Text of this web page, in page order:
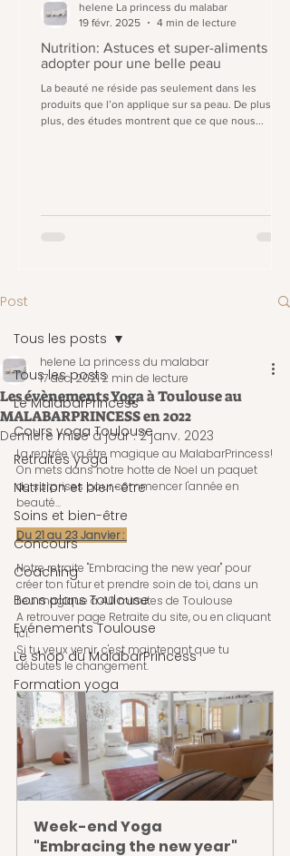
Nutrition: Astuces et super-aliments à
adopter pour une belle peau
La beauté ne réside pas seulement dans les
produits que l’on applique sur sa peau. De plus en
plus, des études montrent que ce que nous...
helene La princess du malabar
19 févr. 2025
4 min de lecture
Post
Tous les posts
Le MalabarPrincess
Cours yoga Toulouse
Retraites yoga
Nutrition et bien-être
Soins et bien-être
Concours
Coaching
Bons plans Toulouse
Evénements Toulouse
Le shop du MalabarPrincess
Formation yoga
Tous les posts
Les évènements Yoga à Toulouse au
MALABARPRINCESS en 2022
helene La princess du malabar
17 déc. 20212 min de lecture
Dernière mise à jour :2 janv. 2023
La rentrée va être magique au MalabarPrincess!
On mets dans notre hotte de Noel un paquet
de surprises pour commencer l'année en
beauté...
Du 21 au 23 Janvier :
Notre retraite "Embracing the new year" pour
créer ton futur et prendre soin de toi, dans un
lieu magique à 40 minutes de Toulouse
A retrouver page Retraite du site, ou en cliquant
ici.
Si tu veux venir, c'est maintenant que tu
débutes le changement.
Week-end Yoga
"Embracing the new year"